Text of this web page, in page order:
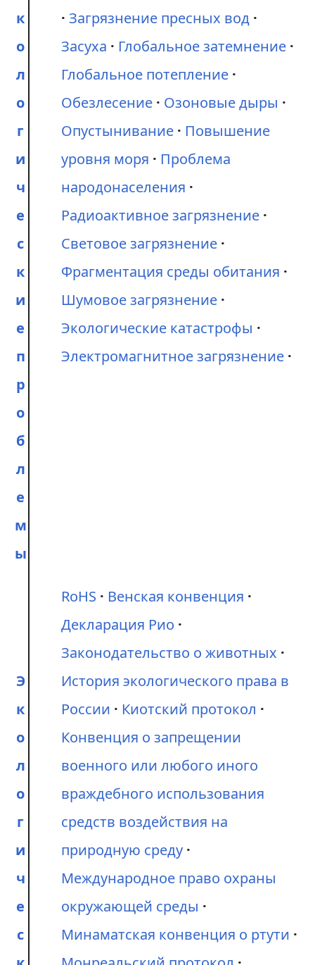
к
о
л
о
г
и
ч
е
с
к
и
е
п
р
о
б
л
е
м
ы
Загрязнение пресных вод
Засуха
Глобальное затемнение
Глобальное потепление
Обезлесение
Озоновые дыры
Опустынивание
Повышение
уровня моря
Проблема
народонаселения
Радиоактивное загрязнение
Световое загрязнение
Фрагментация среды обитания
Шумовое загрязнение
Экологические катастрофы
Электромагнитное загрязнение
Э
к
о
л
о
г
и
ч
е
с
RoHS
Венская конвенция
Декларация Рио
Законодательство о животных
История экологического права в
России
Киотский протокол
Конвенция о запрещении
военного или любого иного
враждебного использования
средств воздействия на
природную среду
Международное право охраны
окружающей среды
Минаматская конвенция о ртути